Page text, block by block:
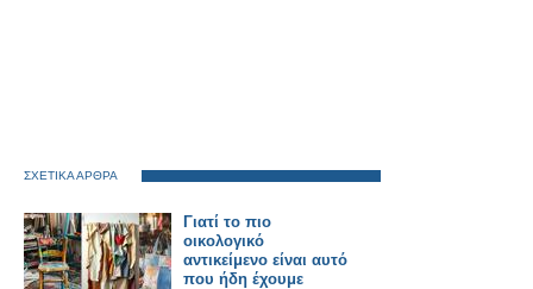
ΣΧΕΤΙΚΑ ΑΡΘΡΑ
Γιατί το πιο
οικολογικό
αντικείμενο είναι αυτό
που ήδη έχουμε